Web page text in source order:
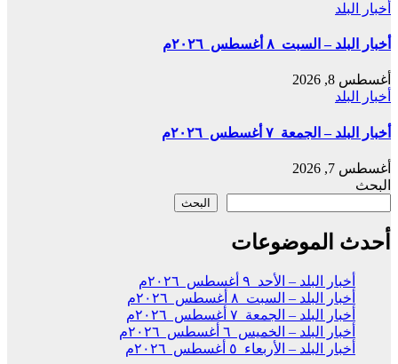
أخبار البلد
أخبار البلد – السبت ٨ أغسطس ٢٠٢٦م
أغسطس 8, 2026
أخبار البلد
أخبار البلد – الجمعة ٧ أغسطس ٢٠٢٦م
أغسطس 7, 2026
البحث
البحث
أحدث الموضوعات
أخبار البلد – الأحد ٩ أغسطس ٢٠٢٦م
أخبار البلد – السبت ٨ أغسطس ٢٠٢٦م
أخبار البلد – الجمعة ٧ أغسطس ٢٠٢٦م
أخبار البلد – الخميس ٦ أغسطس ٢٠٢٦م
أخبار البلد – الأربعاء ٥ أغسطس ٢٠٢٦م